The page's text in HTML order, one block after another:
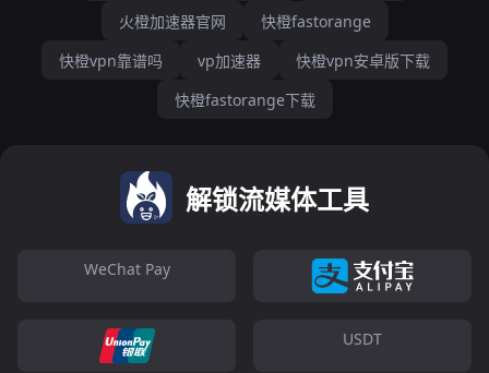
火橙加速器官网
快橙fastorange
快橙vpn靠谱吗
vp加速器
快橙vpn安卓版下载
快橙fastorange下载
解锁流媒体工具
WeChat Pay
USDT